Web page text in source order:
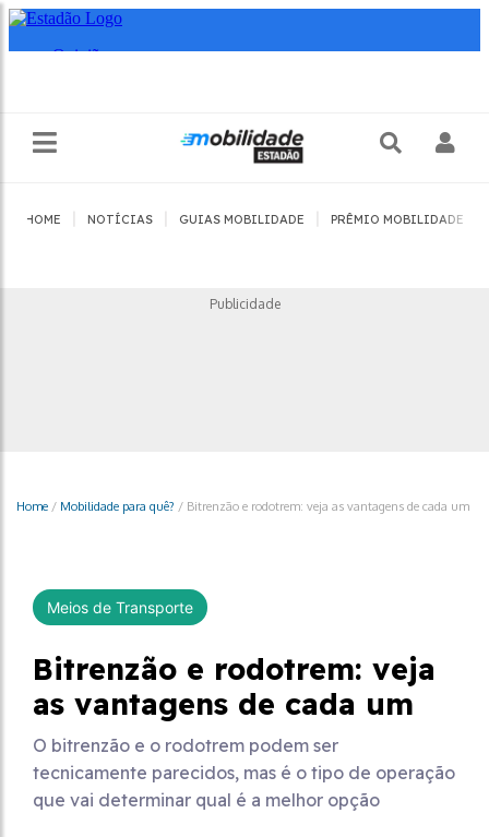
HOME NOTÍCIAS GUIAS MOBILIDADE PRÊMIO MOBILIDADE
Publicidade
Home / Mobilidade para quê? / Bitrenzão e rodotrem: veja as vantagens de cada um
Meios de Transporte
Bitrenzão e rodotrem: veja
as vantagens de cada um
O bitrenzão e o rodotrem podem ser
tecnicamente parecidos, mas é o tipo de operação
que vai determinar qual é a melhor opção